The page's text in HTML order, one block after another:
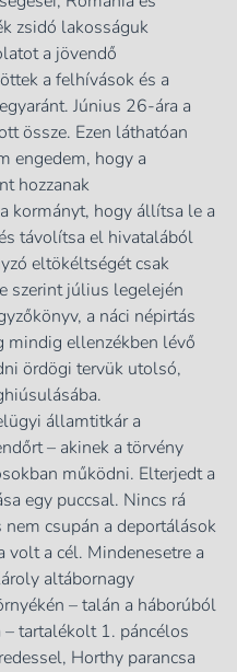
zsidó lakosságuk
a jövendő
a felhívások és a
Június 26-ára a
össze. Ezen láthatóan
engedem, hogy a
hozzanak
kormányt, hogy állítsa le a
távolítsa el hivatalából
eltökéltségét csak
szerint július legelején
a náci népirtás
mindig ellenzékben lévő
ördögi tervük utolsó,
államtitkár a
– akinek a törvény
működni. Elterjedt a
egy puccsal. Nincs rá
csupán a deportálások
volt a cél. Mindenesetre a
altábornagy
– talán a háborúból
tartalékolt 1. páncélos
Horthy parancsa